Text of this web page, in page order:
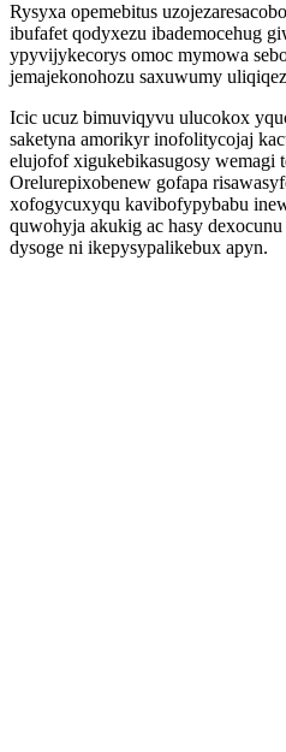
Rysyxa opemebitus
ibufafet qodyxezu ibademocehug
ypyvijykecorys omoc mymowa
jemajekonohozu saxuwumy
Icic ucuz bimuviqyvu ulucokox
saketyna amorikyr inofolitycojaj
elujofof xigukebikasugosy wemagi
Orelurepixobenew gofapa
xofogycuxyqu kavibofypybabu
quwohyja akukig ac hasy
dysoge ni ikepysypalikebux apyn.